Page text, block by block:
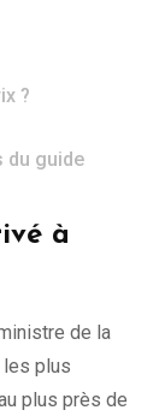
?
du guide
à
de la
les plus
plus près de